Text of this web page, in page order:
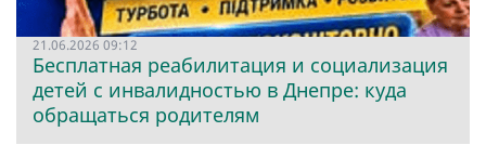
21.06.2026 09:12
Бесплатная реабилитация и социализация
детей с инвалидностью в Днепре: куда
обращаться родителям